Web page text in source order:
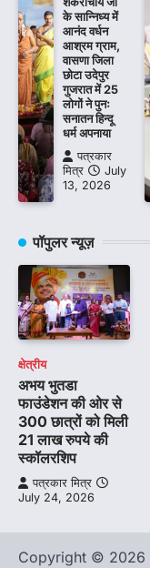
के सान्निध्य में
आनंद वर्धन
आश्रम ग्राम,
वासणा जिला
छोटा उदेपुर
गुजरात में 25
लोगों ने पुनः
सनातन हिन्दू
धर्म अपनाया
पत्रकार
मित्र
July
13, 2026
पॉपुलर न्यूज़
क्षेत्रीय
अभय भुतडा
फाउंडेशन की ओर से
300 छात्रों को मिली
21 लाख रुपये की
स्कॉलरशिप
पत्रकार मित्र
July 24, 2026
Copyright © 2026